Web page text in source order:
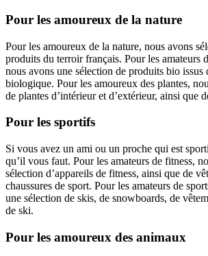
Pour les amoureux de la nature
Pour les amoureux de la nature, nous avons
produits du terroir français. Pour les amateurs
nous avons une sélection de produits bio issus
biologique. Pour les amoureux des plantes,
de plantes d’intérieur et d’extérieur, ainsi que
Pour les sportifs
Si vous avez un ami ou un proche qui est
qu’il vous faut. Pour les amateurs de fitness,
sélection d’appareils de fitness, ainsi que de
chaussures de sport. Pour les amateurs de
une sélection de skis, de snowboards, de
de ski.
Pour les amoureux des animaux